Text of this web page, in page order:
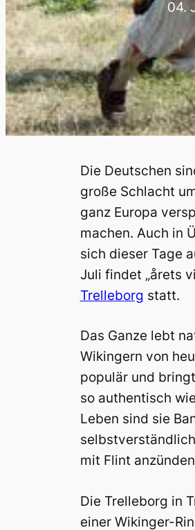
04.
Die Deutschen
große Schlacht
ganz Europa
machen. Auch in
sich dieser Tage
Juli findet „årets
Trelleborg statt.
Das Ganze lebt
Wikingern von
populär und
so authentisch
Leben sind sie
mit Flint
Die Trelleborg in
einer Wikinger-